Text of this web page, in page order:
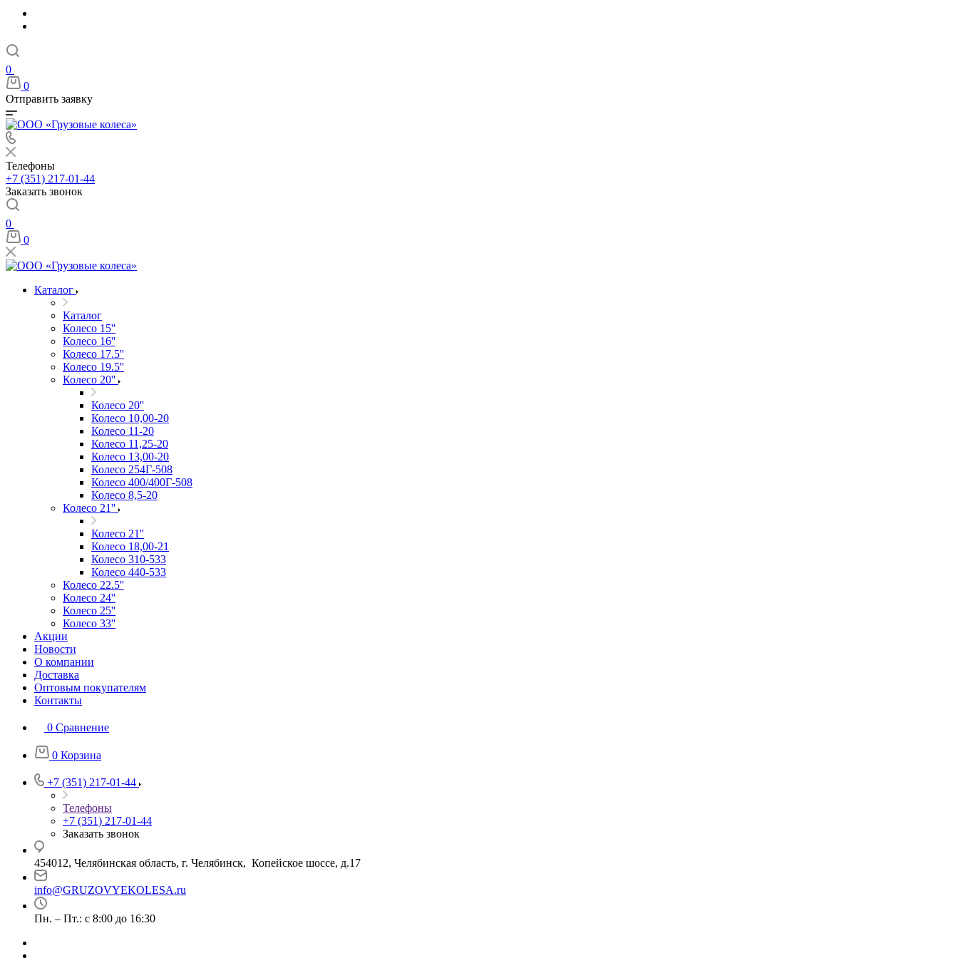
0
0
Отправить заявку
Телефоны
+7 (351) 217-01-44
Заказать звонок
0
0
Каталог
Каталог
Колесо 15''
Колесо 16''
Колесо 17.5''
Колесо 19.5''
Колесо 20''
Колесо 20''
Колесо 10,00-20
Колесо 11-20
Колесо 11,25-20
Колесо 13,00-20
Колесо 254Г-508
Колесо 400/400Г-508
Колесо 8,5-20
Колесо 21''
Колесо 21''
Колесо 18,00-21
Колесо 310-533
Колесо 440-533
Колесо 22.5''
Колесо 24''
Колесо 25''
Колесо 33''
Акции
Новости
О компании
Доставка
Оптовым покупателям
Контакты
0 Сравнение
0 Корзина
+7 (351) 217-01-44
Телефоны
+7 (351) 217-01-44
Заказать звонок
454012, Челябинская область, г. Челябинск, Копейское шоссе, д.17
info@GRUZOVYEKOLESA.ru
Пн. – Пт.: с 8:00 до 16:30